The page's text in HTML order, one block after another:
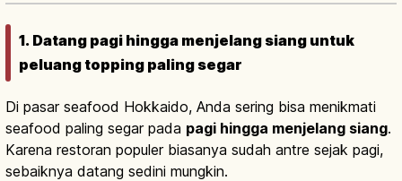
1. Datang pagi hingga menjelang siang untuk
peluang topping paling segar
Di pasar seafood Hokkaido, Anda sering bisa menikmati
seafood paling segar pada pagi hingga menjelang siang.
Karena restoran populer biasanya sudah antre sejak pagi,
sebaiknya datang sedini mungkin.